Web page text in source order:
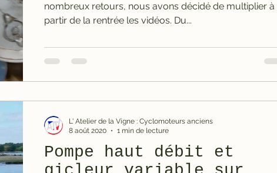
nombreux retours, nous avons décidé de multiplier à
partir de la rentrée les vidéos. Du...
Pompe haut débit et
L' Atelier de la Vigne : Cyclomoteurs anciens
8 août 2020
1 min de lecture